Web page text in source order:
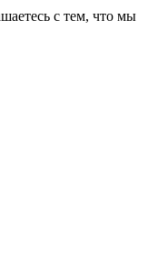
с тем, что мы